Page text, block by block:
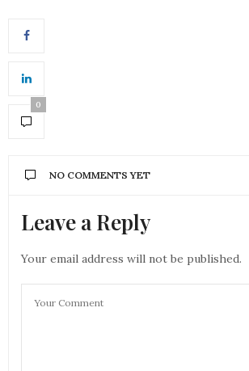
0
NO COMMENTS YET
Leave a Reply
Your email address will not be published.